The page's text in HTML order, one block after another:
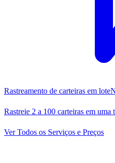
Rastreamento de carteiras em lote
Rastreie 2 a 100 carteiras em
Ver Todos os Serviços e Preços